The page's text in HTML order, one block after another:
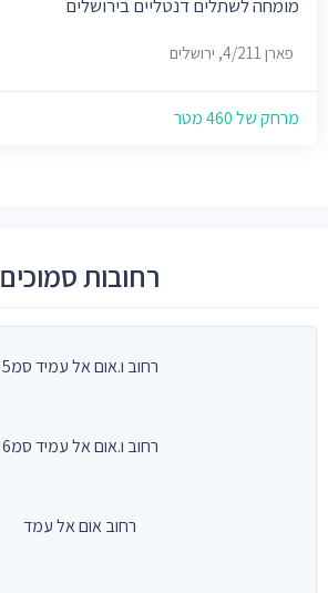
מומחה לשתלים דנטליים בירושלים
פארן 4/211, ירושלים
מרחק של 460 מטר
רחובות סמוכים
רחוב ו.אום אל עמיד סמ5
רחוב ו.אום אל עמיד סמ6
רחוב אום אל עמד